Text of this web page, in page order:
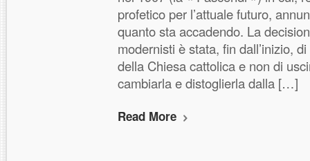
profetico per l’attuale futuro,
quanto sta accadendo. La
modernisti è stata, fin dall’inizio,
della Chiesa cattolica e non di
cambiarla e distoglierla dalla […]
Read More